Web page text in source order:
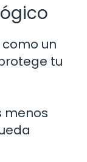
un
tu
menos